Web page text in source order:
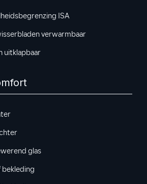
ISA
verwarmbaar
uitklapbaar
glas